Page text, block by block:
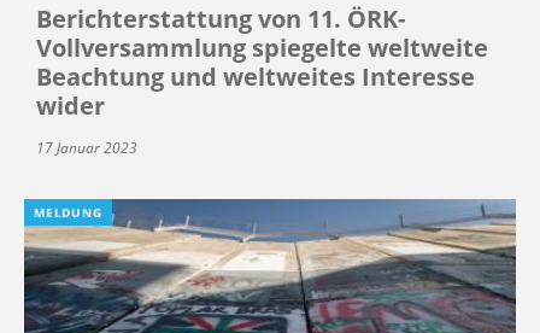
Berichterstattung von 11. ÖRK-
Vollversammlung spiegelte weltweite
Beachtung und weltweites Interesse
wider
17 Januar 2023
MELDUNG